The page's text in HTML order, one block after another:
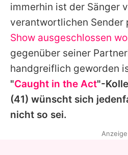
Utiq
immerhin ist der Sänger
verantwortlichen Sender
Show ausgeschlossen
gegenüber seiner
handgreiflich geworden
"Caught in the Act"-
(41) wünscht sich
nicht so sei.
Anzeige